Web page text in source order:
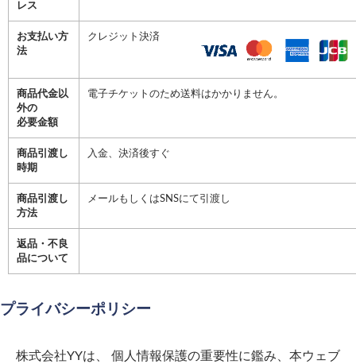
レス
お支払い方
法
クレジット決済
商品代金以
外の
必要金額
電子チケットのため送料はかかりません。
商品引渡し
時期
入金、決済後すぐ
商品引渡し
方法
メールもしくはSNSにて引渡し
返品・不良
品について
プライバシーポリシー
株式会社YYは、 個人情報保護の重要性に鑑み、本ウェブ